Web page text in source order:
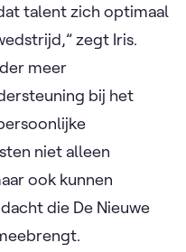
talent zich optimaal
zegt Iris.
meer
bij het
niet alleen
ook kunnen
die De Nieuwe